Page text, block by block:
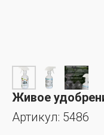
Живое
Артикул: 5486